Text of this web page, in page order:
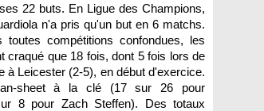
22 buts. En Ligue des Champions,
n'a pris qu'un but en 6 matchs.
toutes compétitions confondues, les
craqué que 18 fois, dont 5 fois lors de
à Leicester (2-5), en début d'exercice.
sheet à la clé (17 sur 26 pour
8 pour Zach Steffen). Des totaux